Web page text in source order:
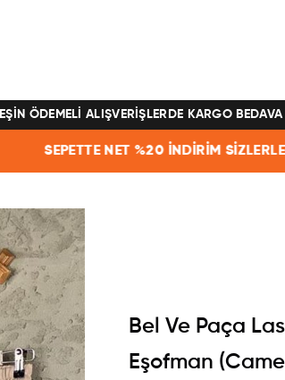
ÖDEMELİ ALIŞVERİŞLERDE KARGO BEDAVA
NET %20 İNDİRİM SİZLERLE •
Bel Ve Paça
Eşofman